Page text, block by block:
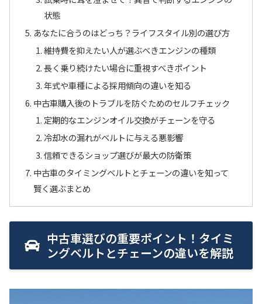
状態
あなたに合うのはどっち？ライフスタイル別の選び方
維持費を抑えたい人が選ぶべきエンジンの種類
長く乗り続けたい場合に重視すべきポイント
年式や車種による採用傾向の違いを知る
中古車購入後のトラブルを防ぐためのセルフチェック
定期的なエンジンオイル交換がチェーンを守る
冷却水の漏れがベルトに与える悪影響
信頼できるショップ選びが最大の防衛策
中古車のタイミングベルトとチェーンの違いを知って
賢く選ぶまとめ
中古車選びの重要ポイント！タイミ
ングベルトとチェーンの違いを解説